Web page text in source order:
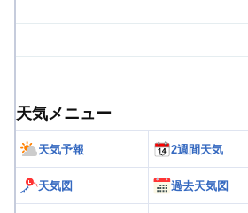
天気メニュー
天気予報 2週間天気
天気図 過去天気図